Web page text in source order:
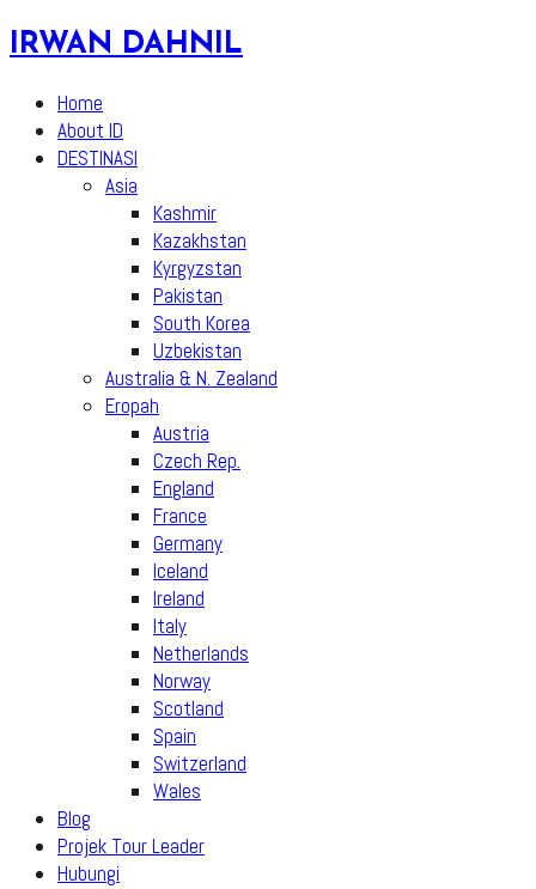
Skip
to
content
IRWAN DAHNIL
Home
About ID
DESTINASI
Asia
Kashmir
Kazakhstan
Kyrgyzstan
Pakistan
South Korea
Uzbekistan
Australia & N. Zealand
Eropah
Austria
Czech Rep.
England
France
Germany
Iceland
Ireland
Italy
Netherlands
Norway
Scotland
Spain
Switzerland
Wales
Blog
Projek Tour Leader
Hubungi